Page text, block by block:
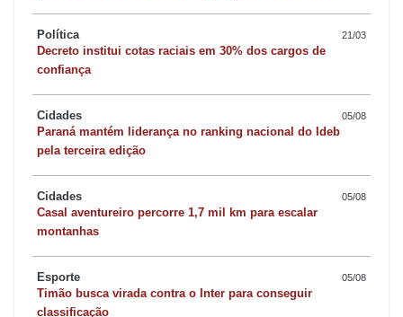
emendas, que serão analisadas pelas comissões. O vereador
Evangelista Pereira da Silva (PHS), o Lita Evangelista, informou
ontem que só ele apresentou quatro emendas. Uma delas que
obriga uma revisão do Plano de Cargos, Carreira e Salários dos
Servidores Municipais e da própria tabela de salários a cada 24
meses. Segundo ele, isso é bom para que a própria
sindicato, faça uma avaliação daquilo que está sendo feito.
O vereador Maringá acrescenta, por sua vez, que até o dia 28
Política 21/03
Decreto institui cotas raciais em 30% dos cargos de
confiança
Cidades 05/08
Paraná mantém liderança no ranking nacional do Ideb
pela terceira edição
Cidades 05/08
Casal aventureiro percorre 1,7 mil km para escalar
montanhas
Esporte 05/08
Timão busca virada contra o Inter para conseguir
classificação